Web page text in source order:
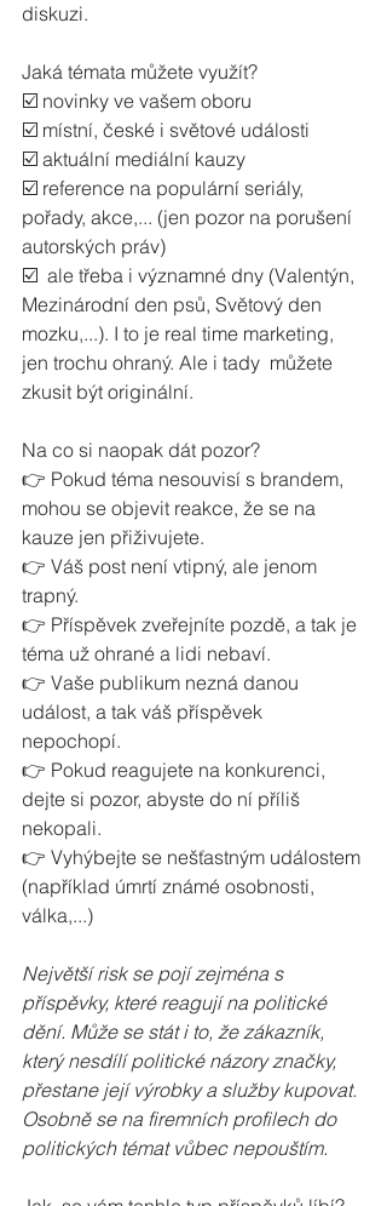
diskuzi.
Jaká témata můžete využít?
☑️ novinky ve vašem oboru
☑️ místní, české i světové události
☑️ aktuální mediální kauzy
☑️ reference na populární seriály,
pořady, akce,... (jen pozor na porušení
autorských práv)
☑️  ale třeba i významné dny (Valentýn,
Mezinárodní den psů, Světový den
mozku,...). I to je real time marketing,
jen trochu ohraný. Ale i tady  můžete
zkusit být originální.
Na co si naopak dát pozor?
👉 Pokud téma nesouvisí s brandem,
mohou se objevit reakce, že se na
kauze jen přiživujete.
👉 Váš post není vtipný, ale jenom
trapný.
👉 Příspěvek zveřejníte pozdě, a tak je
téma už ohrané a lidi nebaví.
👉 Vaše publikum nezná danou
událost, a tak váš příspěvek
nepochopí.
👉 Pokud reagujete na konkurenci,
dejte si pozor, abyste do ní příliš
nekopali.
👉 Vyhýbejte se nešťastným událostem
(například úmrtí známé osobnosti,
válka,...)
Největší risk se pojí zejména s
příspěvky, které reagují na politické
dění. Může se stát i to, že zákazník,
který nesdílí politické názory značky,
přestane její výrobky a služby kupovat.
Osobně se na firemních profilech do
politických témat vůbec nepouštím.